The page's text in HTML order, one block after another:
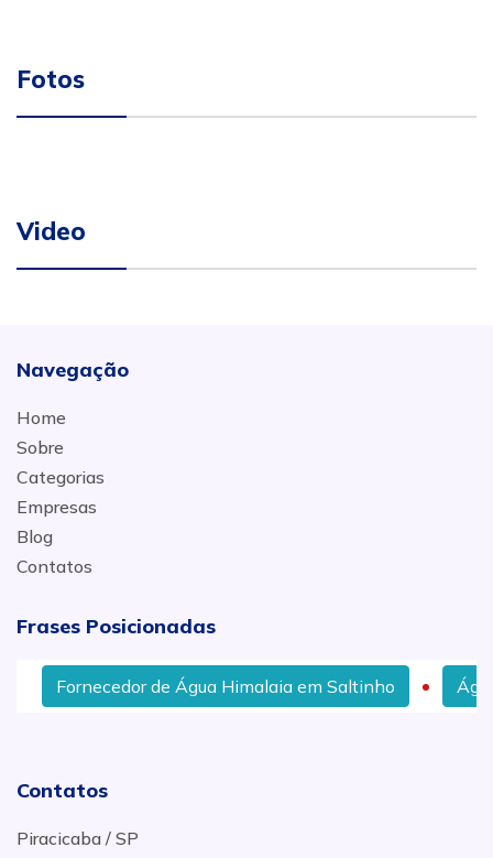
Fotos
Video
Navegação
Home
Sobre
Categorias
Empresas
Blog
Contatos
Frases Posicionadas
Fornecedor de Água Himalaia em Saltinho
Contatos
Piracicaba / SP